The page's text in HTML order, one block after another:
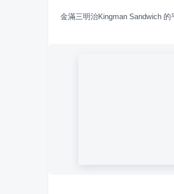
金滿三明治Kingman Sandwich 的